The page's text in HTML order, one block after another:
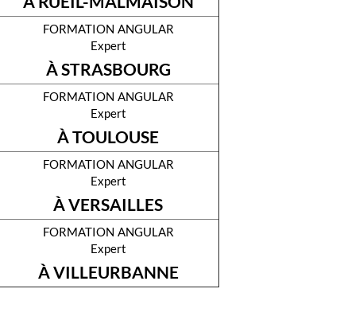
formation angular
Expert
À STRASBOURG
formation angular
Expert
À TOULOUSE
formation angular
Expert
À VERSAILLES
formation angular
Expert
À VILLEURBANNE